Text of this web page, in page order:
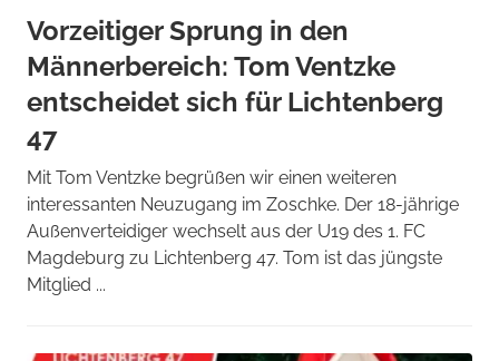
Vorzeitiger Sprung in den
Männerbereich: Tom Ventzke
entscheidet sich für Lichtenberg
47
Mit Tom Ventzke begrüßen wir einen weiteren
interessanten Neuzugang im Zoschke. Der 18-jährige
Außenverteidiger wechselt aus der U19 des 1. FC
Magdeburg zu Lichtenberg 47. Tom ist das jüngste
Mitglied ...